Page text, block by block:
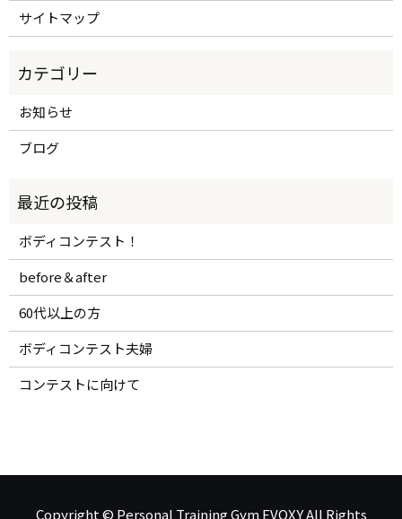
サイトマップ
お知らせ
ブログ
ボディコンテスト！
before＆after
60代以上の方
ボディコンテスト夫婦
コンテストに向けて
Copyright © Personal Training Gym EVOXY All Rights